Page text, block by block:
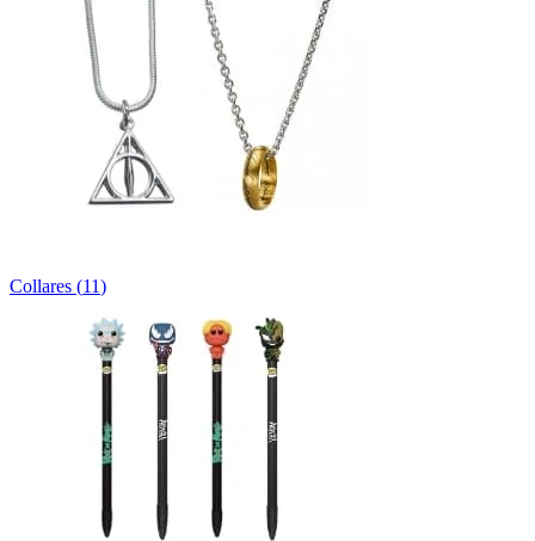
Collares (11)